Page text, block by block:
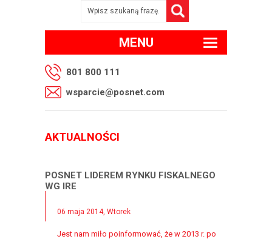
MENU
801 800 111
wsparcie@posnet.com
AKTUALNOŚCI
POSNET LIDEREM RYNKU FISKALNEGO
WG IRE
06 maja 2014, Wtorek
Jest nam miło poinformować, że w 2013 r. po